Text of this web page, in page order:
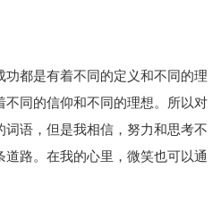
功都是有着不同的定义和不同的理
不同的信仰和不同的理想。所以对
语，但是我相信，努力和思考不
路。在我的心里，微笑也可以通